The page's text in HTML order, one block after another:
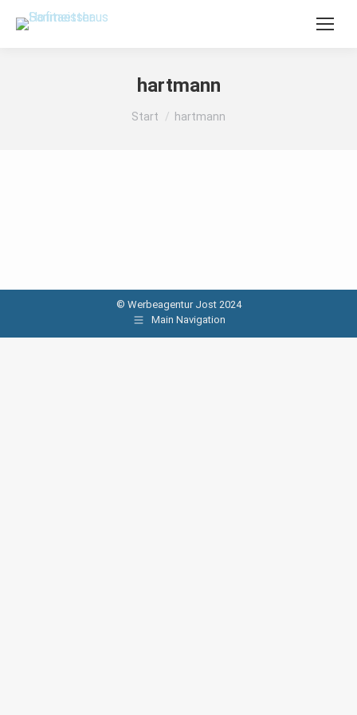
hartmann
Sie befinden sich hier:
Start hartmann
© Werbeagentur Jost 2024
Main Navigation